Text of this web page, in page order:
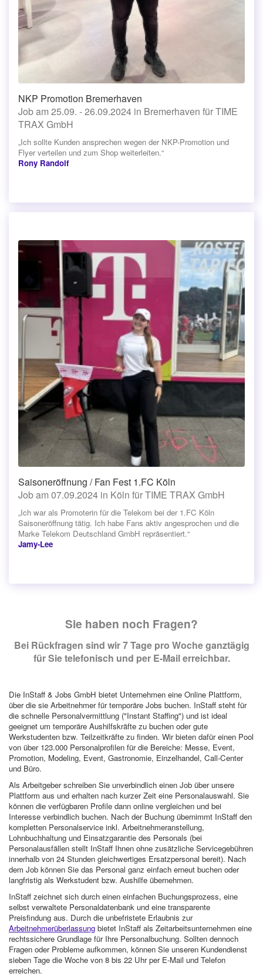
NKP Promotion Bremerhaven
Job am 25.09. - 26.09.2024 in Bremerhaven für TIME
TRAX GmbH
„Ich sollte Kunden ansprechen wegen der NKP-Promotion und
Flyer verteilen und zum Shop weiterleiten.“
Rony Randolf
Saisoneröffnung / Fan Fest 1.FC Köln
Job am 07.09.2024 in Köln für TIME TRAX GmbH
„Ich war als Promoterin für die Telekom bei der 1.FC Köln
Saisoneröffnung tätig. Ich habe Fans aktiv angesprochen und die
Marke Telekom Deutschland GmbH repräsentiert.“
Jamy-Lee
Sie haben noch Fragen?
Bei Rückfragen sind wir 7 Tage pro Woche ganztägig
für Sie telefonisch und per E-Mail erreichbar.
Die InStaff & Jobs GmbH bietet Unternehmen eine Online Plattform,
über die sie Arbeitnehmer für temporäre Jobs buchen. InStaff steht für
die schnelle Personalvermittlung ("Instant Staffing") und ist ideal
geeignet um temporäre Aushilfskräfte zu buchen oder gute
Werkstudenten bzw. Teilzeitkräfte zu finden. Wir bieten dafür einen Pool
von über 123.000 Personalprofilen für die Bereiche: Messe, Event,
Promotion, Modeling, Event, Gastronomie, Einzelhandel, Call-Center
und Büro.
Als Arbeitgeber schreiben Sie unverbindlich einen Job über unsere
Plattform aus und erhalten nach kurzer Zeit eine Personalauswahl. Sie
können die verfügbaren Profile dann online vergleichen und bei
Interesse verbindlich buchen. Nach der Buchung übernimmt InStaff den
kompletten Personalservice inkl. Arbeitnehmeranstellung,
Lohnbuchhaltung und Einsatzgarantie des Personals (bei
Personalausfällen stellt InStaff Ihnen ohne zusätzliche Servicegebühren
innerhalb von 24 Stunden gleichwertiges Ersatzpersonal bereit). Nach
dem Job können Sie das Personal ganz einfach erneut buchen oder
langfristig als Werkstudent bzw. Aushilfe übernehmen.
InStaff zeichnet sich durch einen einfachen Buchungsprozess, eine
selbst verwaltete Personaldatenbank und eine transparente
Preisfindung aus. Durch die unbefristete Erlaubnis zur
Arbeitnehmerüberlassung bietet InStaff als Zeitarbeitsunternehmen eine
rechtssichere Grundlage für Ihre Personalbuchung. Sollten dennoch
Fragen oder Probleme aufkommen, können Sie unseren Kundendienst
sieben Tage die Woche von 8 bis 22 Uhr per E-Mail und Telefon
erreichen.